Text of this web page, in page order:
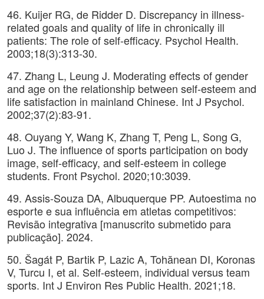
46. Kuijer RG, de Ridder D. Discrepancy in illness-
related goals and quality of life in chronically ill
patients: The role of self-efficacy. Psychol Health.
2003;18(3):313-30.
47. Zhang L, Leung J. Moderating effects of gender
and age on the relationship between self-esteem and
life satisfaction in mainland Chinese. Int J Psychol.
2002;37(2):83-91.
48. Ouyang Y, Wang K, Zhang T, Peng L, Song G,
Luo J. The influence of sports participation on body
image, self-efficacy, and self-esteem in college
students. Front Psychol. 2020;10:3039.
49. Assis-Souza DA, Albuquerque PP. Autoestima no
esporte e sua influência em atletas competitivos:
Revisão integrativa [manuscrito submetido para
publicação]. 2024.
50. Šagát P, Bartik P, Lazic A, Tohănean DI, Koronas
V, Turcu I, et al. Self-esteem, individual versus team
sports. Int J Environ Res Public Health. 2021;18.